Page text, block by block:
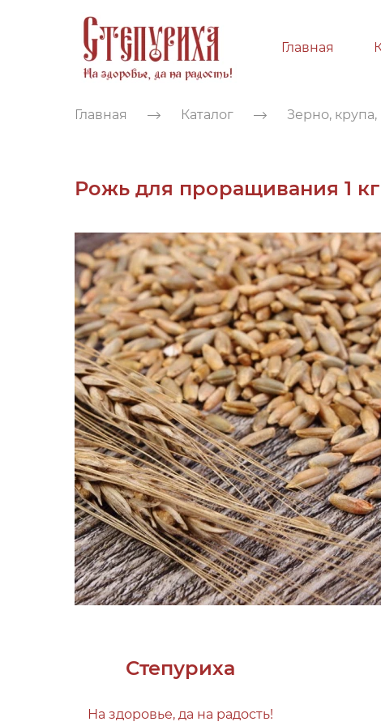
Главная
Главная Каталог Зерно,
Рожь для проращивания 1 кг
Степуриха
На здоровье, да на радость!